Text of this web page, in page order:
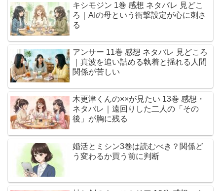
キシモジン 1巻 感想 ネタバレ 見どこ
ろ｜AIの母という衝撃設定が心に刺さ
る
アンサー 11巻 感想 ネタバレ 見どころ
｜真波を追い詰める執着と揺れる人間
関係が苦しい
木更津くんの××が見たい 13巻 感想・
ネタバレ｜遠回りした二人の「その
後」が胸に残る
婚活とミシン3巻は読むべき？関係ど
う変わるか買う前に判断